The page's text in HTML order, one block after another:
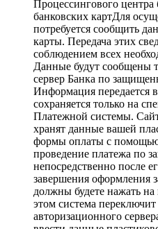
Процессингового центра
банковских картДля
потребуется сообщить
карты. Передача этих
соблюдением всех
Данные будут сообщены
сервер Банка по
Информация передается
сохраняется только на
Платежной системы.
хранят данные вашей
формы оплаты с
проведение платежа по
непосредственно после
завершения оформления
должны будете нажать
этом система
авторизационного